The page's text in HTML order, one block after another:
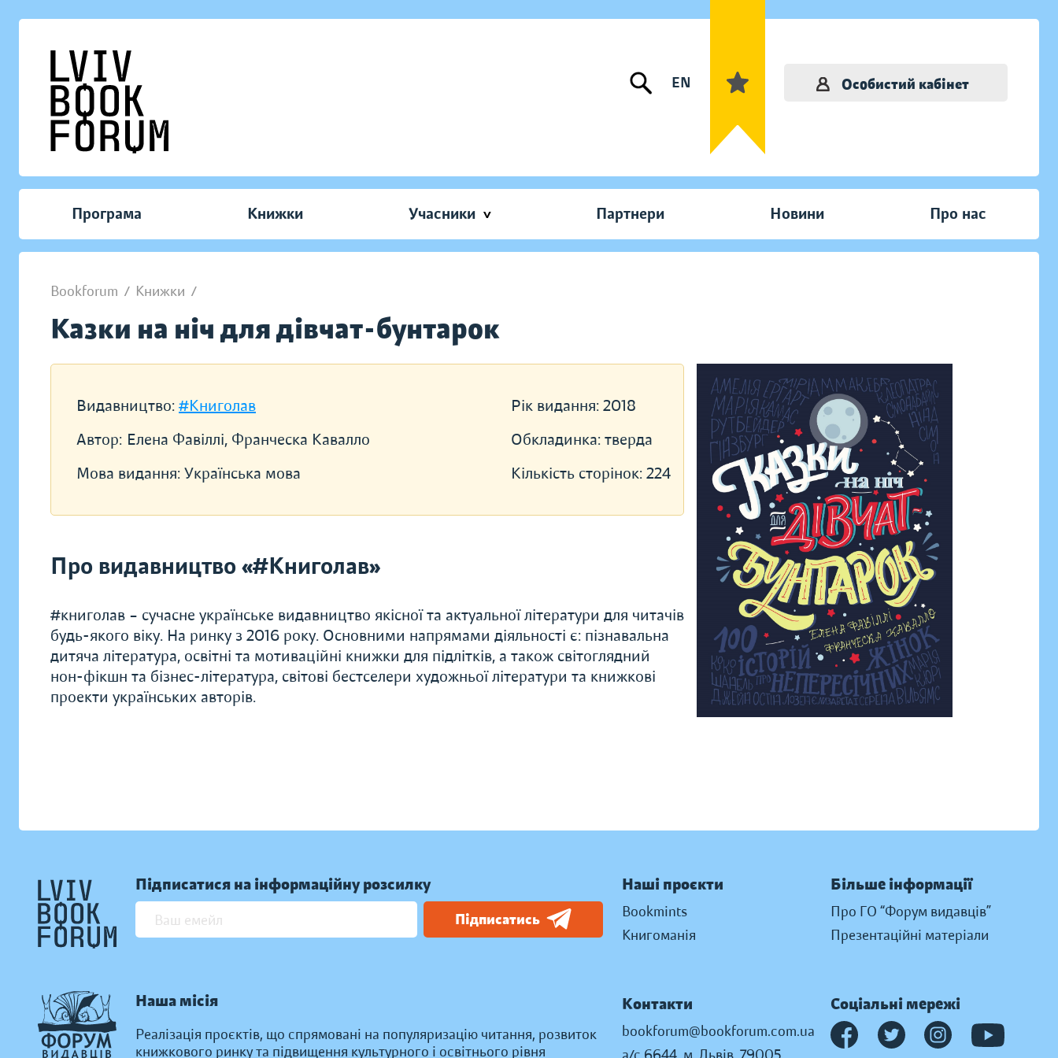
EN Особистий кабінет
Програма Книжки Учасники Партнери Новини Про нас
Bookforum / Книжки /
Казки на ніч для дівчат-бунтарок
Видавництво: #Книголав
Автор: Елена Фавіллі, Франческа Кавалло
Мова видання: Українська мова
Рік видання: 2018
Обкладинка: тверда
Кількість сторінок: 224
Про видавництво «#Книголав»
#книголав – сучасне українське видавництво якісної та актуальної літератури для читачів
будь-якого віку. На ринку з 2016 року. Основними напрямами діяльності є: пізнавальна
дитяча література, освітні та мотиваційні книжки для підлітків, а також світоглядний
нон-фікшн та бізнес-література, світові бестселери художньої літератури та книжкові
проекти українських авторів.
Підписатися на інформаційну розсилку
Підписатись
Наша місія
Реалізація проєктів, що спрямовані на популяризацію читання, розвиток
книжкового ринку та підвищення культурного і освітнього рівня
Наші проєкти
Bookmints
Книгоманія
Більше інформації
Про ГО “Форум видавців”
Презентаційні матеріали
Контакти
bookforum@bookforum.com.ua
Соціальні мережі